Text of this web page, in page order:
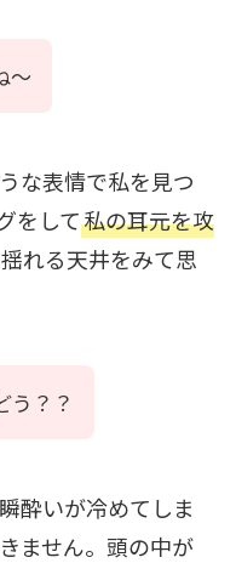
〜
な表情で私を見つ
をして私の耳元を攻
れる天井をみて思
う？？
酔いが冷めてしま
ません。頭の中が